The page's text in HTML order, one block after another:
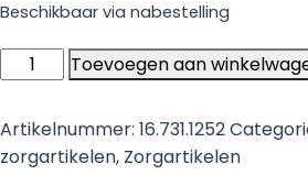
Beschikbaar via nabestelling
VHM
afdekdoek
PVC
-
90
Toevoegen aan
Artikelnummer: 16.731.1252
zorgartikelen, Zorgartikelen